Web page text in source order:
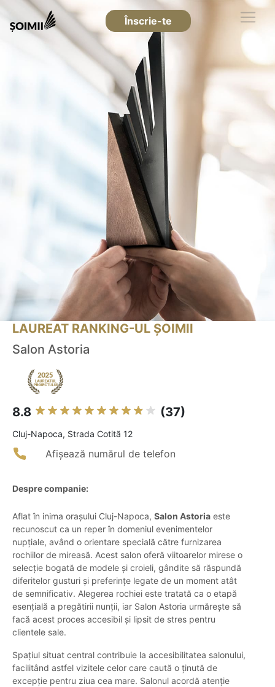
Înscrie-te
LAUREAT RANKING-UL ȘOIMII
Salon Astoria
8.8 (37)
Cluj-Napoca, Strada Cotită 12
Afișează numărul de telefon
Despre companie:
Aflat în inima orașului Cluj-Napoca, Salon Astoria este
recunoscut ca un reper în domeniul evenimentelor
nupțiale, având o orientare specială către furnizarea
rochiilor de mireasă. Acest salon oferă viitoarelor mirese o
selecție bogată de modele și croieli, gândite să răspundă
diferitelor gusturi și preferințe legate de un moment atât
de semnificativ. Alegerea rochiei este tratată ca o etapă
esențială a pregătirii nunții, iar Salon Astoria urmărește să
facă acest proces accesibil și lipsit de stres pentru
clientele sale.
Spațiul situat central contribuie la accesibilitatea salonului,
facilitând astfel vizitele celor care caută o ținută de
excepție pentru ziua cea mare. Salonul acordă atenție